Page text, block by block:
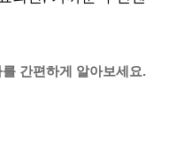
간편하게 알아보세요.